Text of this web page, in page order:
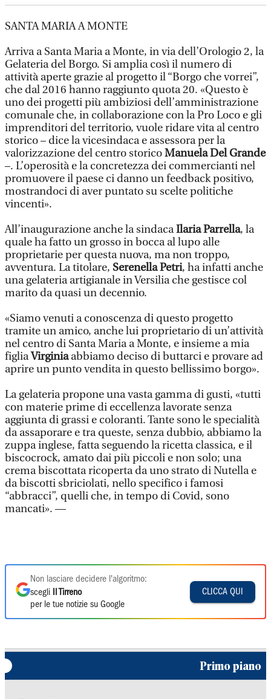
SANTA MARIA A MONTE
Arriva a Santa Maria a Monte, in via dell’Orologio 2, la
Gelateria del Borgo. Si amplia così il numero di
attività aperte grazie al progetto il “Borgo che vorrei”,
che dal 2016 hanno raggiunto quota 20. «Questo è
uno dei progetti più ambiziosi dell’amministrazione
comunale che, in collaborazione con la Pro Loco e gli
imprenditori del territorio, vuole ridare vita al centro
storico – dice la vicesindaca e assessora per la
valorizzazione del centro storicoManuela Del Grande
–. L’operosità e la concretezza dei commercianti nel
promuovere il paese ci danno un feedback positivo,
mostrandoci di aver puntato su scelte politiche
vincenti».
All’inaugurazione anche la sindacaIlaria Parrella, la
quale ha fatto un grosso in bocca al lupo alle
proprietarie per questa nuova, ma non troppo,
avventura. La titolare, Serenella Petri, ha infatti anche
una gelateria artigianale in Versilia che gestisce col
marito da quasi un decennio.
«Siamo venuti a conoscenza di questo progetto
tramite un amico, anche lui proprietario di un’attività
nel centro di Santa Maria a Monte, e insieme a mia
figliaVirginiaabbiamo deciso di buttarci e provare ad
aprire un punto vendita in questo bellissimo borgo».
La gelateria propone una vasta gamma di gusti, «tutti
con materie prime di eccellenza lavorate senza
aggiunta di grassi e coloranti. Tante sono le specialità
da assaporare e tra queste, senza dubbio, abbiamo la
zuppa inglese, fatta seguendo la ricetta classica, e il
biscocrock, amato dai più piccoli e non solo; una
crema biscottata ricoperta da uno strato di Nutella e
da biscotti sbriciolati, nello specifico i famosi
“abbracci”, quelli che, in tempo di Covid, sono
mancati». —
Non lasciare decidere l'algoritmo:
scegli
Il Tirreno
per le tue notizie su Google
CLICCA QUI
Primo piano